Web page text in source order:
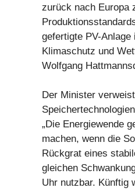
zurück nach Europa
gefertigte PV-
Klimaschutz und
Wolfgang
Der Minister
„Die Energiewende
machen, wenn die
Rückgrat eines
gleichen
Uhr nutzbar. Künftig